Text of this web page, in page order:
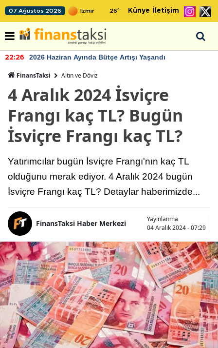
07 Ağustos 2026 26° Künye İletişim
22:26 2026 Haziran Ayında Bütçe Artışı Yaşandı
FinansTaksi Altın ve Döviz
4 Aralık 2024 İsviçre
Frangı kaç TL? Bugün
İsviçre Frangı kaç TL?
Yatırımcılar bugün İsviçre Frangı'nın kaç TL
olduğunu merak ediyor. 4 Aralık 2024 bugün
İsviçre Frangı kaç TL? Detaylar haberimizde...
FinansTaksi Haber Merkezi
Yayınlanma
04 Aralık 2024 - 07:29